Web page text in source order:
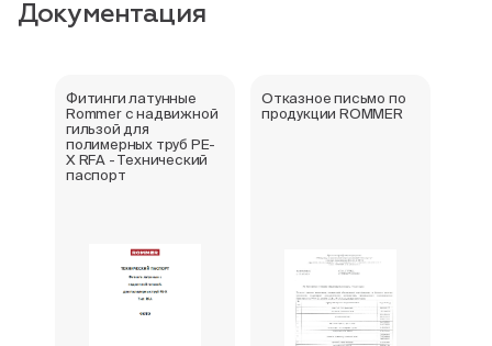
Документация
Фитинги латунные
Rommer с надвижной
гильзой для
полимерных труб PE-
X RFA - Технический
паспорт
Отказное письмо по
продукции ROMMER